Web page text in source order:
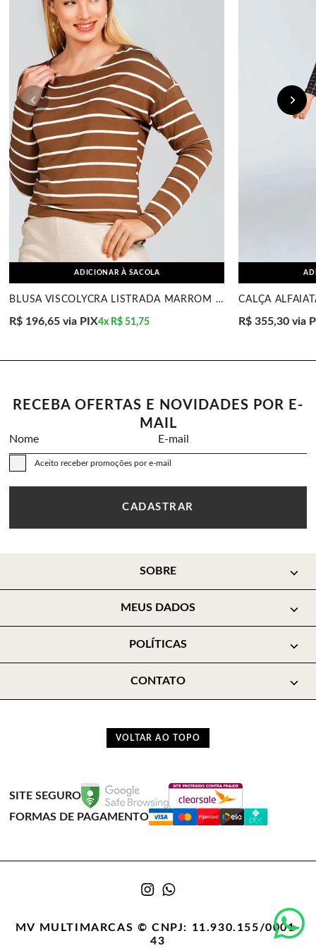
ADICIONAR À SACOLA
BLUSA VISCOLYCRA LISTRADA MARROM MIRA VEST
R$ 196,65 via PIX4x R$ 51,75 R$ 355,30 via
RECEBA OFERTAS E NOVIDADES POR E-
MAIL
Nome E-mail
CADASTRAR
Aceito receber promoções por e-mail
SOBRE
MEUS DADOS
POLÍTICAS
CONTATO
VOLTAR AO TOPO
SITE SEGURO
FORMAS DE PAGAMENTO
MV MULTIMARCAS © CNPJ: 11.930.155/0001-
43